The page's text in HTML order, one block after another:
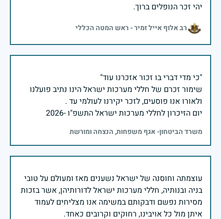
יהי זכר הנופלים ברוך.
רב אלוף אייל זמיר - ראש המטה הכללי
שימור זכרם של חללי מערכות ישראל הינו נתיב פועלנו
יום הזיכרון לחללי מערכות ישראל התשפ"ו -2026
משרד הביטחון- אגף משפחות, הנצחה ומורשת
עוצמתה וחוסנה של ישראל נשענים מאז ומעולם על טובי
בניה ובנותיה, חללי מערכות ישראל לדורותיהן, אשר בזכות
מסירות נפשם ודבקותם במשימה אנו מצליחים לעמוד